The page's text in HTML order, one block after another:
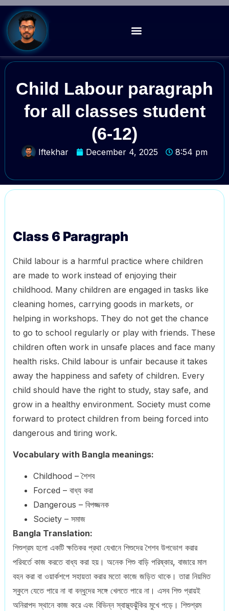
Child Labour paragraph
for all classes student
(6-12)
Iftekhar December 4, 2025 8:54 pm
Class 6 Paragraph
Child labour is a harmful practice where children
are made to work instead of enjoying their
childhood. Many children are engaged in tasks like
cleaning homes, carrying goods in markets, or
helping in workshops. They do not get the chance
to go to school regularly or play with friends. These
children often work in unsafe places and face many
health risks. Child labour is unfair because it takes
away the happiness and safety of children. Every
child should have the right to study, stay safe, and
grow in a healthy environment. Society must come
forward to protect children from being forced into
dangerous and tiring work.
Vocabulary with Bangla meanings:
Childhood – শৈশব
Forced – বাধ্য করা
Dangerous – বিপজ্জনক
Society – সমাজ
Bangla Translation:
শিশুশ্রম হলো একটি ক্ষতিকর প্রথা যেখানে শিশুদের শৈশব উপভোগ করার
পরিবর্তে কাজ করতে বাধ্য করা হয়। অনেক শিশু বাড়ি পরিষ্কার, বাজারে মাল
বহন করা বা ওয়ার্কশপে সহায়তা করার মতো কাজে জড়িত থাকে। তারা নিয়মিত
স্কুলে যেতে পারে না বা বন্ধুদের সঙ্গে খেলতে পারে না। এসব শিশু প্রায়ই
অনিরাপদ স্থানে কাজ করে এবং বিভিন্ন স্বাস্থ্যঝুঁকির মুখে পড়ে। শিশুশ্রম